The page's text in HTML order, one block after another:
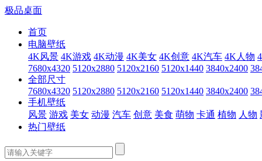
极品桌面
首页
电脑壁纸
4K风景 4K游戏 4K动漫 4K美女 4K创意 4K汽车 4K人物
7680x4320 5120x2880 5120x2160 5120x1440 3840x2400
全部尺寸
7680x4320 5120x2880 5120x2160 5120x1440 3840x2400
手机壁纸
风景 游戏 美女 动漫 汽车 创意 美食 萌物 卡通 植物 人物
热门壁纸